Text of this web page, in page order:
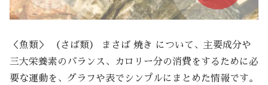
＜魚類＞ （さば類） まさば 焼き について、主要成分や
三大栄養素のバランス、カロリー分の消費をするために必
要な運動を、グラフや表でシンプルにまとめた情報です。